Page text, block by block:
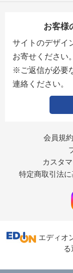
お客様
サイトのデザイ
お寄せください。
※ご返信が必要
連絡ください。
会員規約
カスタ
特定商取引法
エディオ
る